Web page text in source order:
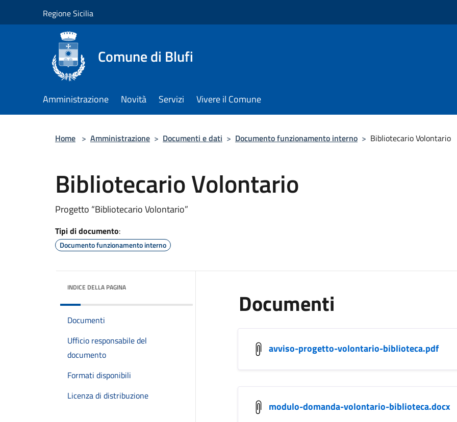
Regione Sicilia
Comune di Blufi
Amministrazione Novità Servizi Vivere il Comune
Home > Amministrazione > Documenti e dati > Documento funzionamento interno > Bibliotecario Volontario
Bibliotecario Volontario
Progetto “Bibliotecario Volontario”
Tipi di documento:
Documento funzionamento interno
INDICE DELLA PAGINA
Documenti
Ufficio responsabile del
documento
Formati disponibili
Licenza di distribuzione
Documenti
avviso-progetto-volontario-biblioteca.pdf
modulo-domanda-volontario-biblioteca.docx